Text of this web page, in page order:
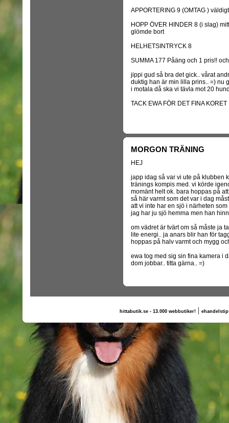
APPORTERING 9 (OMTAG )
HOPP ÖVER HINDER 8 (i slag)
glömde bort
HELHETSINTRYCK 8
SUMMA 177 Påäng och 1 pris!!
jippi gud så bra det gick.. vårat
duktig han är min lilla prins.. =) nu
i motala då ska vi tävla mot 20
TACK EWA FÖR DET FINA
MORGON TRÄNING
HEJ
japp idag så var vi ute på klubben
tränings kompis med. vi körde
momänt helt ok. bara hoppas på
så här varmt som det var i dag
att vi inte har en sjö i närheten
jag har ju sjö hemma men han
om vädret är tvärt om så måste ja
lite energi.. ja anars blir han för
hoppas på halv varmt och mygg
ewa tog med sig sin fina kamera i
dom jobbar.. titta gärna.. =)
hittabutik.se - 13.000 webbutiker!|
(c) 2011, nogg.se & anki liljeblad